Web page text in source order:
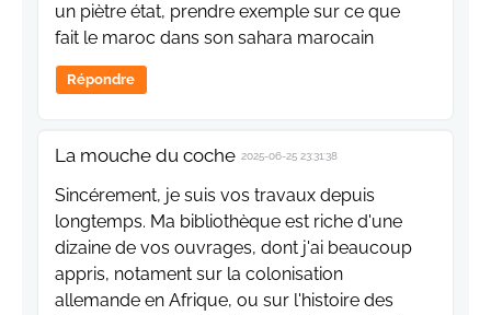
un piètre état, prendre exemple sur ce que
fait le maroc dans son sahara marocain
Répondre
La mouche du coche 2025-06-25 23:31:38
Sincérement, je suis vos travaux depuis
longtemps. Ma bibliothèque est riche d'une
dizaine de vos ouvrages, dont j'ai beaucoup
appris, notament sur la colonisation
allemande en Afrique, ou sur l'histoire des